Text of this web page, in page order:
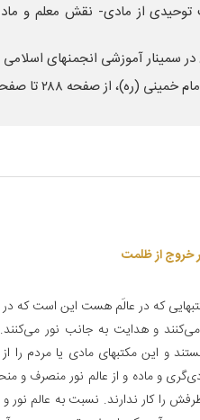
توحیدی از مادی- نقش معلم و
سمینار آموزشی انجمنهای
خروج از ظلمت‌
که در عالَم هست این است که در
و هدایت به جانب نور
و این مکتبهای مادی یا مردم را از
و ماده و از عالم نور منصرف و
را کار ندارند. نسبت به عالم نور و